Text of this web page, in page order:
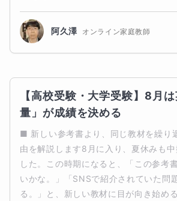
阿久澤 オンライン家庭教師
【高校受験・大学受験】8月
量」が成績を決める
■ 新しい参考書より、同じ教材を繰り
由を解説します8月に入り、夏休みも中
した。この時期になると、「この参考
いかな。」「SNSで紹介されていた問
る。」と、新しい教材に目が向き始め